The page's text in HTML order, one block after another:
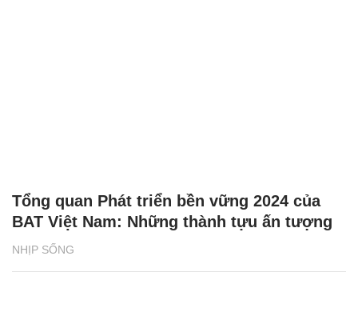
NHỊP SỐNG
Tổng quan Phát triển bền vững 2024 của
BAT Việt Nam: Những thành tựu ấn tượng